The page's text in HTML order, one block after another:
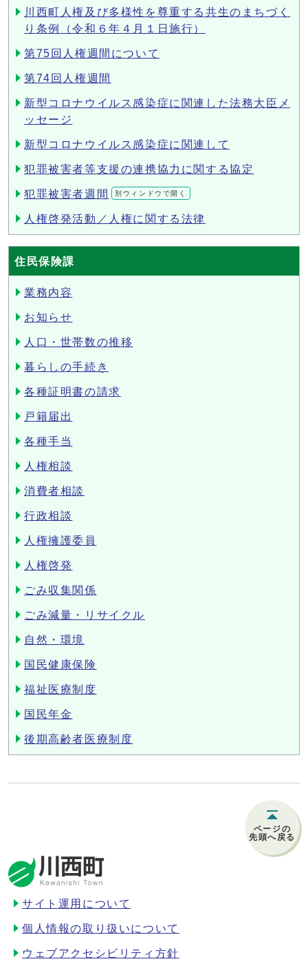
川西町人権及び多様性を尊重する共生のまちづく
り条例（令和６年４月１日施行）
第75回人権週間について
第74回人権週間
新型コロナウイルス感染症に関連した法務大臣メ
ッセージ
新型コロナウイルス感染症に関連して
犯罪被害者等支援の連携協力に関する協定
犯罪被害者週間 別ウィンドウで開く
人権啓発活動／人権に関する法律
住民保険課
業務内容
お知らせ
人口・世帯数の推移
暮らしの手続き
各種証明書の請求
戸籍届出
各種手当
人権相談
消費者相談
行政相談
人権擁護委員
人権啓発
ごみ収集関係
ごみ減量・リサイクル
自然・環境
国民健康保険
福祉医療制度
国民年金
後期高齢者医療制度
ページの
先頭へ戻る
サイト運用について
個人情報の取り扱いについて
ウェブアクセシビリティ方針